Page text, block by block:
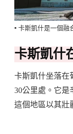
▪️ 卡斯凱什是一個融
卡斯凱什
卡斯凱什坐落在
30公里處。它是
這個地區以其壯